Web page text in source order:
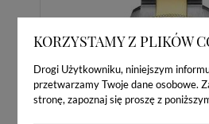
KORZYSTAMY Z PLIKÓW
Drogi Użytkowniku, niniejszym
przetwarzamy Twoje dane osobowe.
stronę, zapoznaj się proszę z